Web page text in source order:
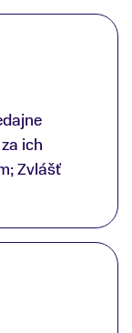
ich
Zvlášť
za
značka
prístupu k